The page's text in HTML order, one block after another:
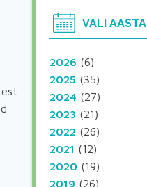
VALI AASTA
2026 (6)
2025 (35)
2024 (27)
2023 (21)
2022 (26)
2021 (12)
2020 (19)
2019 (26)